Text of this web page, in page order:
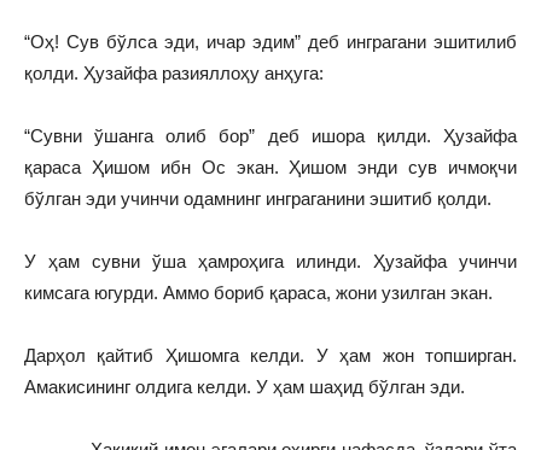
“Оҳ! Сув бўлса эди, ичар эдим” деб инграгани эшитилиб
қолди. Ҳузайфа разияллоҳу анҳуга:
“Сувни ўшанга олиб бор” деб ишора қилди. Ҳузайфа
қараса Ҳишом ибн Ос экан. Ҳишом энди сув ичмоқчи
бўлган эди учинчи одамнинг инграганини эшитиб қолди.
У ҳам сувни ўша ҳамроҳига илинди. Ҳузайфа учинчи
кимсага югурди. Аммо бориб қараса, жони узилган экан.
Дарҳол қайтиб Ҳишомга келди. У ҳам жон топширган.
Амакисининг олдига келди. У ҳам шаҳид бўлган эди.